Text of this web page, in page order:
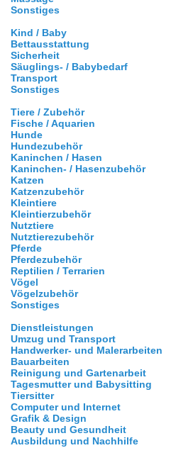
Sonstiges
Kind / Baby
Bettausstattung
Sicherheit
Säuglings- / Babybedarf
Transport
Sonstiges
Tiere / Zubehör
Fische / Aquarien
Hunde
Hundezubehör
Kaninchen / Hasen
Kaninchen- / Hasenzubehör
Katzen
Katzenzubehör
Kleintiere
Kleintierzubehör
Nutztiere
Nutztierezubehör
Pferde
Pferdezubehör
Reptilien / Terrarien
Vögel
Vögelzubehör
Sonstiges
Dienstleistungen
Umzug und Transport
Handwerker- und Malerarbeiten
Bauarbeiten
Reinigung und Gartenarbeit
Tagesmutter und Babysitting
Tiersitter
Computer und Internet
Grafik & Design
Beauty und Gesundheit
Ausbildung und Nachhilfe